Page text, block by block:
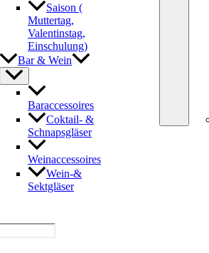
Saison (
Muttertag,
Valentinstag,
Einschulung)
Bar & Wein
Baraccessoires
Coktail- &
Schnapsgläser
Weinaccessoires
Wein-&
Sektgläser